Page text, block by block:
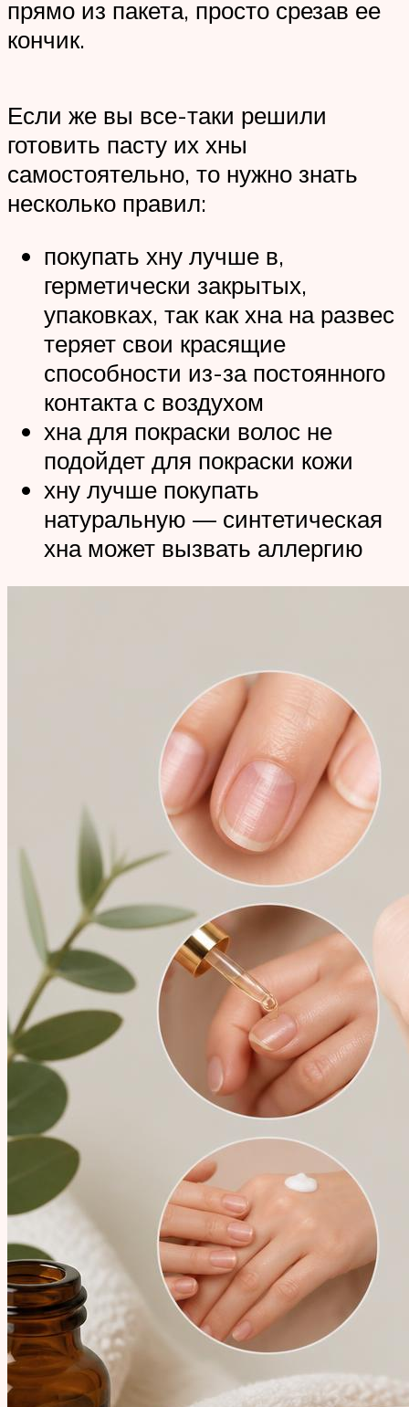
прямо из пакета, просто срезав ее
кончик.
Если же вы все-таки решили
готовить пасту их хны
самостоятельно, то нужно знать
несколько правил:
покупать хну лучше в,
герметически закрытых,
упаковках, так как хна на развес
теряет свои красящие
способности из-за постоянного
контакта с воздухом
хна для покраски волос не
подойдет для покраски кожи
хну лучше покупать
натуральную — синтетическая
хна может вызвать аллергию